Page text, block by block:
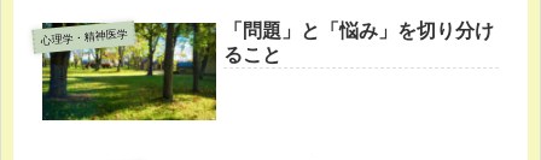
心理学・精神医学
「問題」と「悩み」を切り分け
ること